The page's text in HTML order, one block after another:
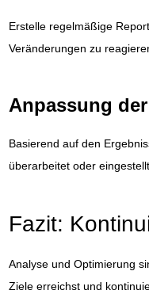
Erstelle regelmäßige
Veränderungen zu
Anpassung
Basierend auf den
überarbeitet oder
Fazit:
Analyse und Optimierung
Ziele erreichst und